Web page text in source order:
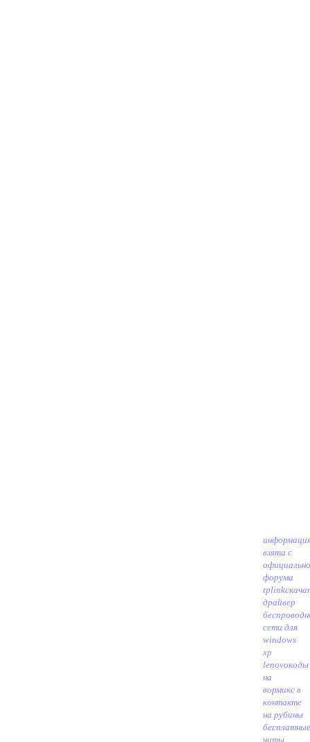
взята с
форума
tplink
драйвер
сети для
windows
xp
lenovoкоды
на
вормикс в
контакте
на рубины
бесплатные
читы